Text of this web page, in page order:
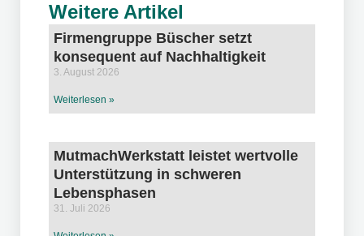
Weitere Artikel
Firmengruppe Büscher setzt
konsequent auf Nachhaltigkeit
3. August 2026
Weiterlesen »
MutmachWerkstatt leistet wertvolle
Unterstützung in schweren
Lebensphasen
31. Juli 2026